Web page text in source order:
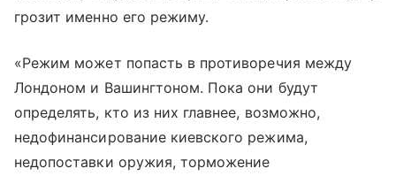
грозит именно его режиму.
«Режим может попасть в противоречия между
Лондоном и Вашингтоном. Пока они будут
определять, кто из них главнее, возможно,
недофинансирование киевского режима,
недопоставки оружия, торможение